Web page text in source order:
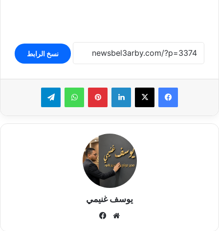
نسخ الرابط
لينكدإن بينتيريستواتساب تيلقرام
يوسف غنيمي
موقع